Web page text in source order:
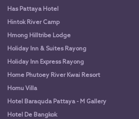
Has Pattaya Hotel
Hintok River Camp
Hmong Hilltribe Lodge
Holiday Inn & Suites Rayong
Holiday Inn Express Rayong
Home Phutoey River Kwai Resort
Homu Villa
Hotel Baraquda Pattaya - M Gallery
Hotel De Bangkok